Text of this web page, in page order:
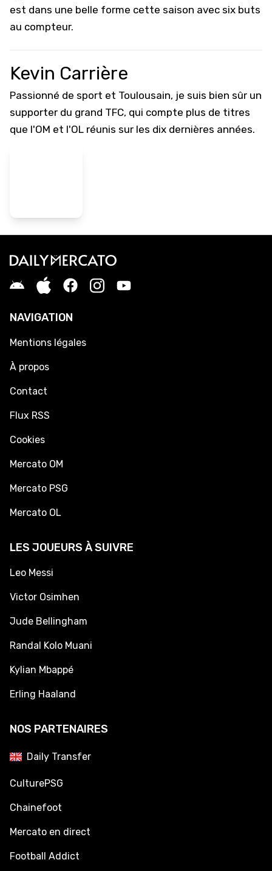
est dans une belle forme cette saison avec six buts
au compteur.
Kevin Carrière
Passionné de sport et Toulousain, je suis bien sûr un
supporter du grand TFC, qui compte plus de titres
que l'OM et l'OL réunis sur les dix dernières années.
NAVIGATION
Mentions légales
À propos
Contact
Flux RSS
Cookies
Mercato OM
Mercato PSG
Mercato OL
LES JOUEURS À SUIVRE
Leo Messi
Victor Osimhen
Jude Bellingham
Randal Kolo Muani
Kylian Mbappé
Erling Haaland
NOS PARTENAIRES
Daily Transfer
CulturePSG
Chainefoot
Mercato en direct
Football Addict